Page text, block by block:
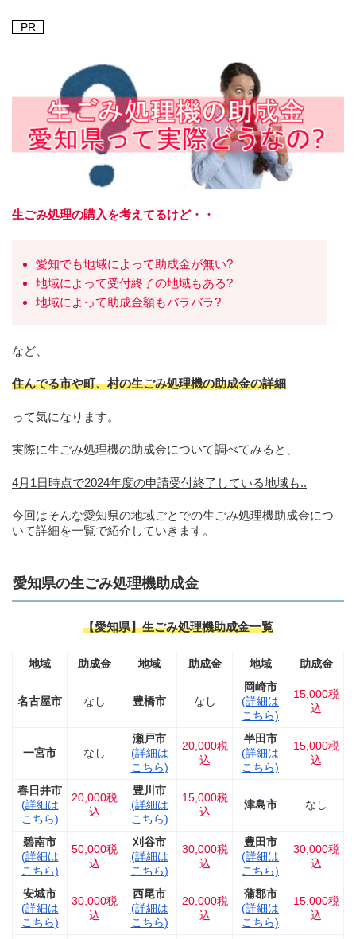
PR
生ごみ処理の購入を考えてるけど・・
愛知でも地域によって助成金が無い?
地域によって受付終了の地域もある?
地域によって助成金額もバラバラ?
など、
住んでる市や町、村の生ごみ処理機の助成金の詳細
って気になります。
実際に生ごみ処理機の助成金について調べてみると、
4月1日時点で2024年度の申請受付終了している地域も..
今回はそんな愛知県の地域ごとでの生ごみ処理機助成金につ
いて詳細を一覧で紹介していきます。
愛知県の生ごみ処理機助成金
【愛知県】生ごみ処理機助成金一覧
地域 助成金 地域 助成金 地域 助成金
名古屋市 なし 豊橋市 なし
岡崎市
(詳細は
こちら)
15,000税
込
一宮市 なし
瀬戸市
(詳細は
こちら)
20,000税
込
半田市
(詳細は
こちら)
15,000税
込
春日井市
(詳細は
こちら)
20,000税
込
豊川市
(詳細は
こちら)
15,000税
込
津島市 なし
碧南市
(詳細は
こちら)
50,000税
込
刈谷市
(詳細は
こちら)
30,000税
込
豊田市
(詳細は
こちら)
30,000税
込
安城市
(詳細は
こちら)
30,000税
込
西尾市
(詳細は
こちら)
20,000税
込
蒲郡市
(詳細は
こちら)
15,000税
込